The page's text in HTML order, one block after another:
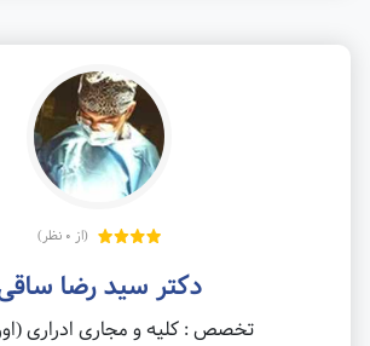
(از 0 نظر)
دکتر سید رضا
تخصص : کلیه و مجاری ادراری